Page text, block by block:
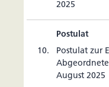
2025
Postulat
10.
Postulat zur
August 2025